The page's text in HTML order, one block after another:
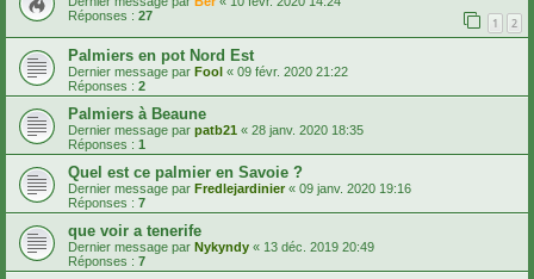
Réponses : 27 1 2
Palmiers en pot Nord Est
Dernier message par Fool « 09 févr. 2020 21:22
Réponses : 2
Palmiers à Beaune
Dernier message par patb21 « 28 janv. 2020 18:35
Réponses : 1
Quel est ce palmier en Savoie ?
Dernier message par Fredlejardinier« 09 janv. 2020 19:16
Réponses : 7
que voir a tenerife
Dernier message par Nykyndy « 13 déc. 2019 20:49
Réponses : 7